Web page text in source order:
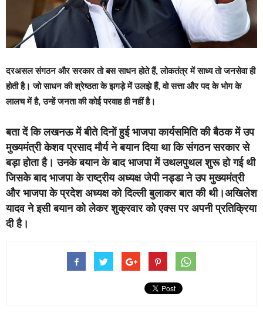
दरअसल संगठन और सरकार तो बस साधन होते हैं, लोकतंत्र में साध्य तो जनसेवा ही
होती है। जो साधन की श्रेष्ठता के झगड़े में उलझे हैं, वो सत्ता और पद के भोग के
लालच में है, उन्हें जनता की कोई परवाह ही नहीं है।
बता दें कि लखनऊ में बीते दिनों हुई भाजपा कार्यसमिति की बैठक में उप
मुख्यमंत्री केशव प्रसाद मौर्य ने बयान दिया था कि संगठन सरकार से
बड़ा होता है। उनके बयान के बाद भाजपा में उथलपुथल शुरू हो गई थी
जिसके बाद भाजपा के राष्ट्रीय अध्यक्ष जेपी नड्डा ने उप मुख्यमंत्री
और भाजपा के प्रदेश अध्यक्ष को दिल्ली बुलाकर बात की थी।अखिलेश
यादव ने इसी बयान को लेकर शुक्रवार को एक्स पर अपनी प्रतिक्रिया
दी है।